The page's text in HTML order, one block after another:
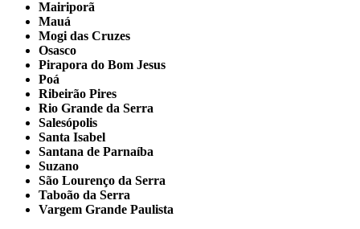
Mairiporã
Mauá
Mogi das Cruzes
Osasco
Pirapora do Bom Jesus
Poá
Ribeirão Pires
Rio Grande da Serra
Salesópolis
Santa Isabel
Santana de Parnaíba
Suzano
São Lourenço da Serra
Taboão da Serra
Vargem Grande Paulista